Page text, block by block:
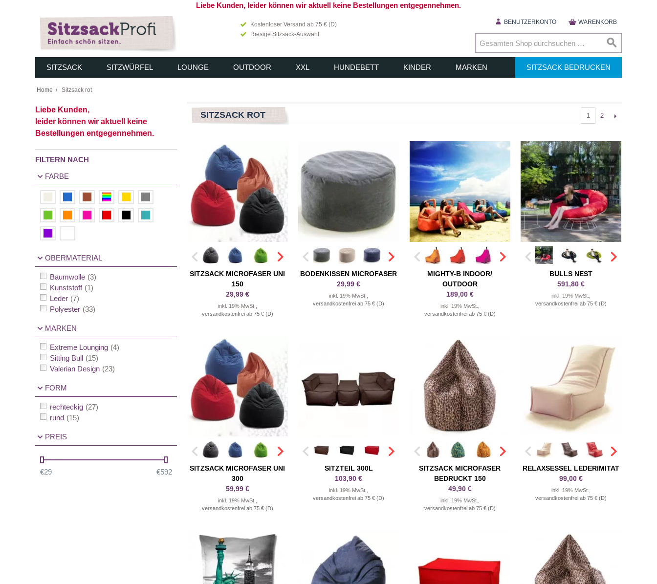
Liebe Kunden, leider können wir aktuell keine Bestellungen entgegennehmen.
Kostenloser Versand ab 75 € (D)
Riesige Sitzsack-Auswahl
BENUTZERKONTO WARENKORB
SITZSACK SITZWÜRFEL LOUNGE OUTDOOR XXL HUNDEBETT KINDER MARKEN SITZSACK BEDRUCKEN
Home / Sitzsack rot
SITZSACK ROT 1 2
SITZSACK MICROFASER UNI
150
29,99 €
inkl. 19% MwSt.,
versandkostenfrei ab 75 € (D)
BODENKISSEN MICROFASER
29,99 €
inkl. 19% MwSt.,
versandkostenfrei ab 75 € (D)
MIGHTY-B INDOOR/
OUTDOOR
189,00 €
inkl. 19% MwSt.,
versandkostenfrei ab 75 € (D)
BULLS NEST
591,80 €
inkl. 19% MwSt.,
versandkostenfrei ab 75 € (D)
SITZSACK MICROFASER UNI
300
59,99 €
inkl. 19% MwSt.,
versandkostenfrei ab 75 € (D)
SITZTEIL 300L
103,90 €
inkl. 19% MwSt.,
versandkostenfrei ab 75 € (D)
SITZSACK MICROFASER
BEDRUCKT 150
49,90 €
inkl. 19% MwSt.,
versandkostenfrei ab 75 € (D)
RELAXSESSEL LEDERIMITAT
99,00 €
inkl. 19% MwSt.,
versandkostenfrei ab 75 € (D)
Liebe Kunden,
leider können wir aktuell
keine
Bestellungen entgegennehmen.
FILTERN NACH
FARBE
OBERMATERIAL
Baumwolle (3)
Kunststoff (1)
Leder (7)
Polyester (33)
MARKEN
Extreme Lounging (4)
Sitting Bull (15)
Valerian Design (23)
FORM
rechteckig (27)
rund (15)
PREIS
€29 €592